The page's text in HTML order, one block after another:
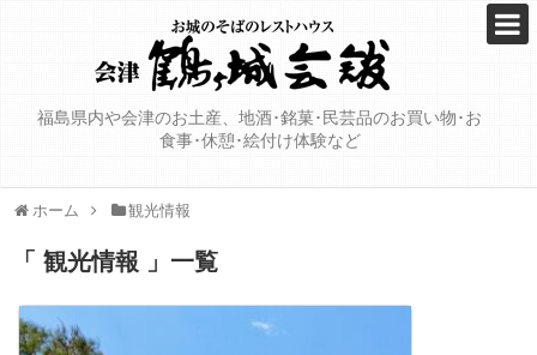
福島県内や会津のお土産、地酒･銘菓･民芸品のお買い物･お
食事･休憩･絵付け体験など
ホーム 観光情報
「 観光情報 」一覧